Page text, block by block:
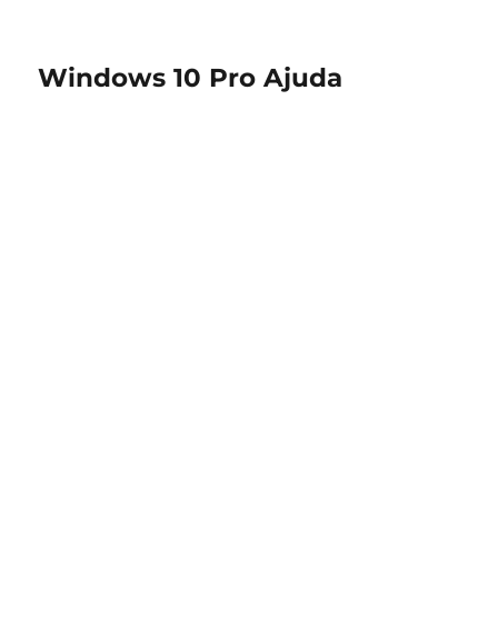
Windows 10 Pro Ajuda